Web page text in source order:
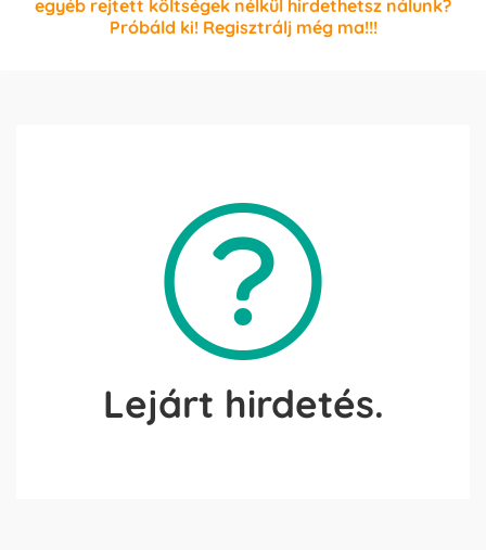
egyéb rejtett költségek nélkül hirdethetsz nálunk?
Próbáld ki! Regisztrálj még ma!!!
Lejárt hirdetés.